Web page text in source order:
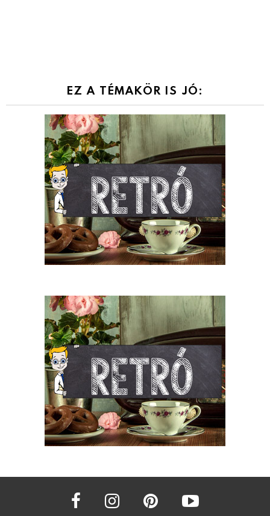
EZ A TÉMAKÖR IS JÓ:
facebook instagram